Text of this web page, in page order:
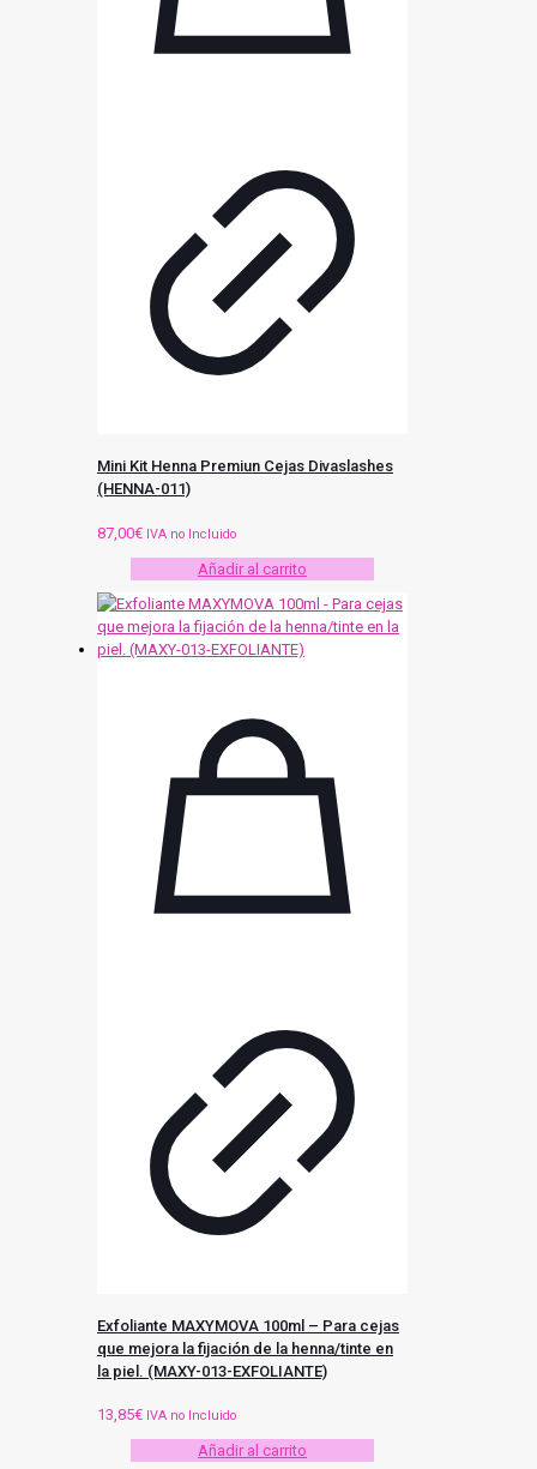
Mini Kit Henna Premiun Cejas Divaslashes
(HENNA-011)
87,00€ IVA no Incluido
Añadir al carrito
Exfoliante MAXYMOVA 100ml – Para cejas
que mejora la fijación de la henna/tinte en
la piel. (MAXY-013-EXFOLIANTE)
13,85€ IVA no Incluido
Añadir al carrito